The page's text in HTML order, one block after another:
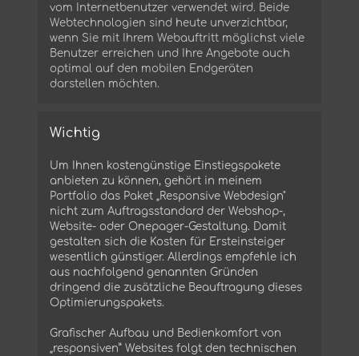
vom Internetbenutzer verwendet wird. Beide
Webtechnologien sind heute unverzichtbar,
wenn Sie mit Ihrem Webauftritt möglichst viele
Benutzer erreichen und Ihre Angebote auch
optimal auf den mobilen Endgeräten
darstellen möchten.
Wichtig
Um Ihnen kostengünstige Einstiegspakete
anbieten zu können, gehört in meinem
Portfolio das Paket „Responsive Webdesign"
nicht zum Auftragsstandard der Webshop-,
Website- oder Onepager-Gestaltung. Damit
gestalten sich die Kosten für Ersteinsteiger
wesentlich günstiger. Allerdings empfehle ich
aus nachfolgend genannten Gründen
dringend die zusätzliche Beauftragung dieses
Optimierungspakets.
Grafischer Aufbau und Bedienkomfort von
„responsiven” Websites folgt den technischen